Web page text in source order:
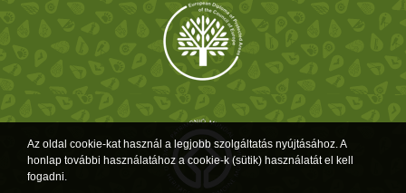
Az oldal cookie-kat használ a legjobb szolgáltatás nyújtásához. A
honlap további használatához a cookie-k (sütik) használatát el kell
fogadni.